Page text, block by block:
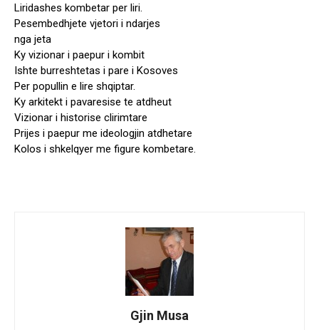
Liridashes kombetar per liri.
Pesembedhjete vjetori i ndarjes
nga jeta
Ky vizionar i paepur i kombit
Ishte burreshtetas i pare i Kosoves
Per popullin e lire shqiptar.
Ky arkitekt i pavaresise te atdheut
Vizionar i historise clirimtare
Prijes i paepur me ideologjin atdhetare
Kolos i shkelqyer me figure kombetare.
Gjin Musa